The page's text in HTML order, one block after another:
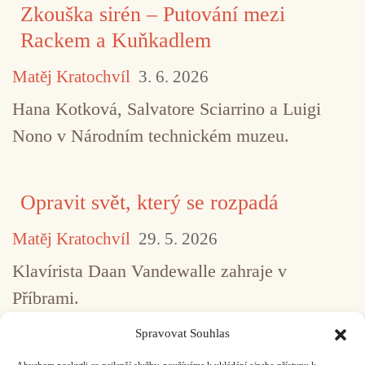
Spravovat Souhlas
Zkouška sirén – Putování mezi
Rackem a Kuňkadlem
Matěj Kratochvíl 3. 6. 2026
Hana Kotková, Salvatore Sciarrino a Luigi
Nono v Národním technickém muzeu.
Opravit svět, který se rozpadá
Matěj Kratochvíl 29. 5. 2026
Klavírista Daan Vandewalle zahraje v
Příbrami.